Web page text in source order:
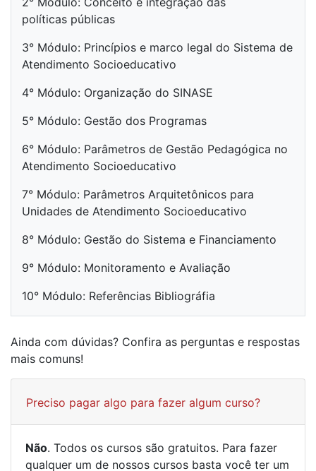
políticas públicas
3° Módulo: Princípios e marco legal do Sistema de
Atendimento Socioeducativo
4° Módulo: Organização do SINASE
5° Módulo: Gestão dos Programas
6° Módulo: Parâmetros de Gestão Pedagógica no
Atendimento Socioeducativo
7° Módulo: Parâmetros Arquitetônicos para
Unidades de Atendimento Socioeducativo
8° Módulo: Gestão do Sistema e Financiamento
9° Módulo: Monitoramento e Avaliação
10° Módulo: Referências Bibliográfia
Ainda com dúvidas? Confira as perguntas e respostas
mais comuns!
Preciso pagar algo para fazer algum curso?
Não. Todos os cursos são gratuitos. Para fazer
qualquer um de nossos cursos basta você ter um